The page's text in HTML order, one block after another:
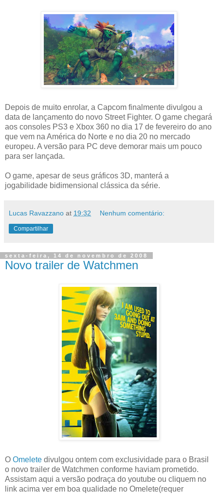
Depois de muito enrolar, a Capcom finalmente divulgou a
data de lançamento do novo Street Fighter. O game chegará
aos consoles PS3 e Xbox 360 no dia 17 de fevereiro do ano
que vem na América do Norte e no dia 20 no mercado
europeu. A versão para PC deve demorar mais um pouco
para ser lançada.
O game, apesar de seus gráficos 3D, manterá a
jogabilidade bidimensional clássica da série.
Lucas Ravazzano at 19:32 Nenhum comentário:
Compartilhar
sexta-feira, 14 de novembro de 2008
Novo trailer de Watchmen
O Omelete divulgou ontem com exclusividade para o Brasil
o novo trailer de Watchmen conforme haviam prometido.
Assistam aqui a versão podraça do youtube ou cliquem no
link acima ver em boa qualidade no Omelete(requer